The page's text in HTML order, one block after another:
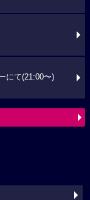
にて(21:00〜)